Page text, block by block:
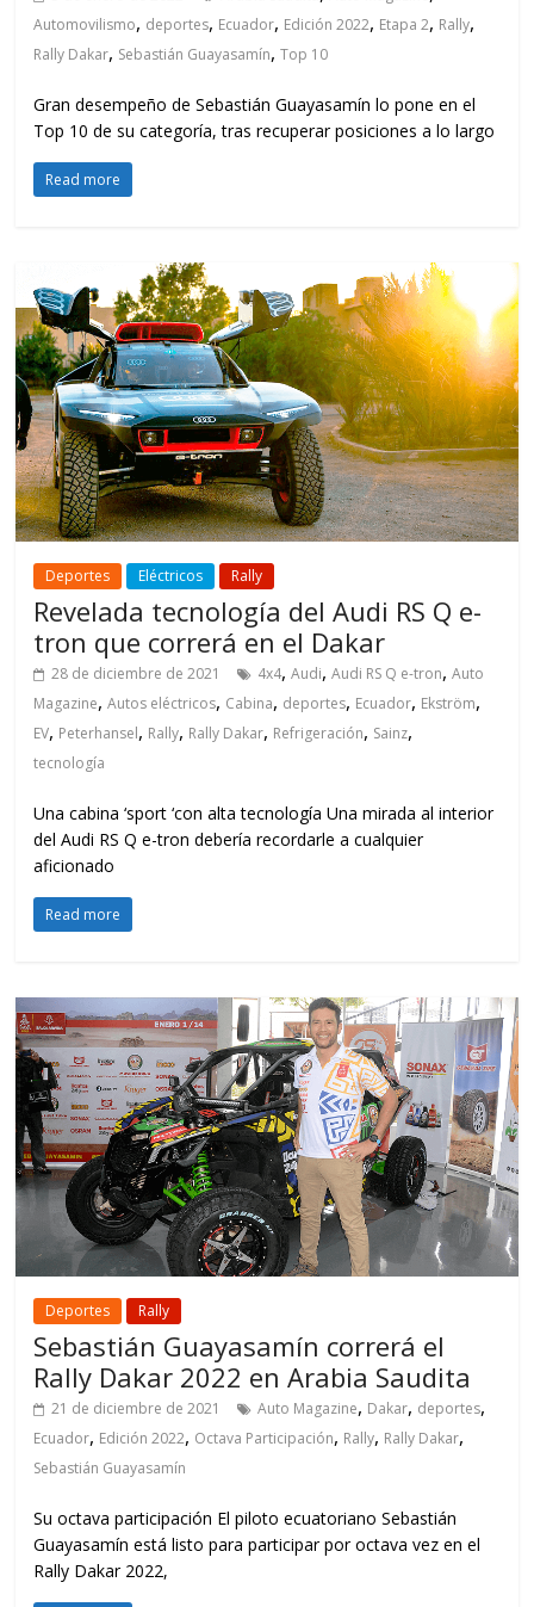
Automovilismo, deportes, Ecuador, Edición 2022, Etapa 2, Rally,
Rally Dakar, Sebastián Guayasamín,Top 10
Gran desempeño de Sebastián Guayasamín lo pone en el
Top 10 de su categoría, tras recuperar posiciones a lo largo
Read more
Deportes Eléctricos Rally
Revelada tecnología del Audi RS Q e-
tron que correrá en el Dakar
28 de diciembre de 2021 4x4,Audi,Audi RS Q e-tron,Auto
Magazine,Autos eléctricos, Cabina, deportes, Ecuador, Ekström,
EV, Peterhansel, Rally, Rally Dakar, Refrigeración, Sainz,
tecnología
Una cabina ‘sport ‘con alta tecnología Una mirada al interior
del Audi RS Q e-tron debería recordarle a cualquier
aficionado
Read more
Deportes Rally
Sebastián Guayasamín correrá el
Rally Dakar 2022 en Arabia Saudita
21 de diciembre de 2021 Auto Magazine, Dakar, deportes,
Ecuador, Edición 2022, Octava Participación, Rally, Rally Dakar,
Sebastián Guayasamín
Su octava participación El piloto ecuatoriano Sebastián
Guayasamín está listo para participar por octava vez en el
Rally Dakar 2022,